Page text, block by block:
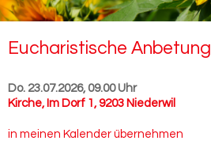
Eu­cha­ris­ti­sche An­be­tung
Do. 23.07.2026, 09.00 Uhr
Kirche, Im Dorf 1, 9203 Niederwil
in meinen Kalender übernehmen